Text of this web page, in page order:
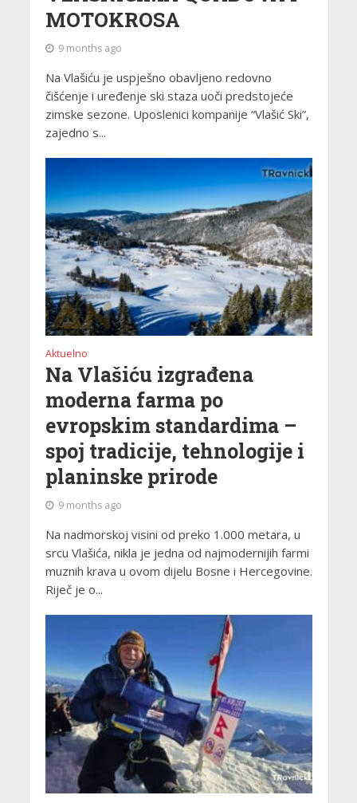
MOTOKROSA
9 months ago
Na Vlašiću je uspješno obavljeno redovno
čišćenje i uređenje ski staza uoči predstojeće
zimske sezone. Uposlenici kompanije “Vlašić Ski”,
zajedno s...
Aktuelno
Na Vlašiću izgrađena
moderna farma po
evropskim standardima –
spoj tradicije, tehnologije i
planinske prirode
9 months ago
Na nadmorskoj visini od preko 1.000 metara, u
srcu Vlašića, nikla je jedna od najmodernijih farmi
muznih krava u ovom dijelu Bosne i Hercegovine.
Riječ je o...